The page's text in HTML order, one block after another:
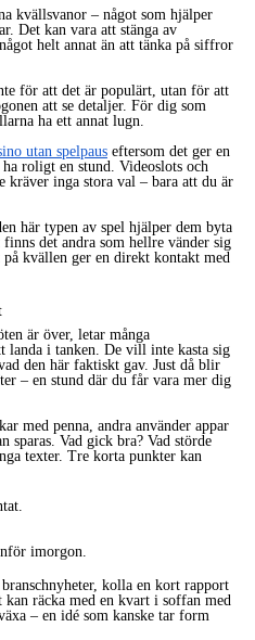
kvällsvanor – något som hjälper
Det kan vara att stänga av
helt annat än att tänka på siffror
för att det är populärt, utan för att
att se detaljer. För dig som
ha ett annat lugn.
utan spelpaus eftersom det ger en
roligt en stund. Videoslots och
kräver inga stora val – bara att du är
här typen av spel hjälper dem byta
det andra som hellre vänder sig
kvällen ger en direkt kontakt med
är över, letar många
landa i tanken. De vill inte kasta sig
den här faktiskt gav. Just då blir
– en stund där du får vara mer dig
med penna, andra använder appar
sparas. Vad gick bra? Vad störde
texter. Tre korta punkter kan
imorgon.
kolla en kort rapport
räcka med en kvart i soffan med
– en idé som kanske tar form